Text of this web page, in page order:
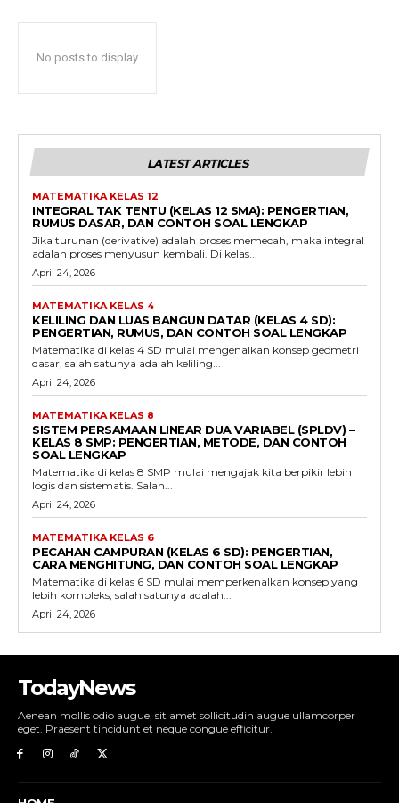
No posts to display
LATEST ARTICLES
MATEMATIKA KELAS 12
INTEGRAL TAK TENTU (KELAS 12 SMA): PENGERTIAN,
RUMUS DASAR, DAN CONTOH SOAL LENGKAP
Jika turunan (derivative) adalah proses memecah, maka integral
adalah proses menyusun kembali. Di kelas...
April 24, 2026
MATEMATIKA KELAS 4
KELILING DAN LUAS BANGUN DATAR (KELAS 4 SD):
PENGERTIAN, RUMUS, DAN CONTOH SOAL LENGKAP
Matematika di kelas 4 SD mulai mengenalkan konsep geometri
dasar, salah satunya adalah keliling...
April 24, 2026
MATEMATIKA KELAS 8
SISTEM PERSAMAAN LINEAR DUA VARIABEL (SPLDV) –
KELAS 8 SMP: PENGERTIAN, METODE, DAN CONTOH
SOAL LENGKAP
Matematika di kelas 8 SMP mulai mengajak kita berpikir lebih
logis dan sistematis. Salah...
April 24, 2026
MATEMATIKA KELAS 6
PECAHAN CAMPURAN (KELAS 6 SD): PENGERTIAN,
CARA MENGHITUNG, DAN CONTOH SOAL LENGKAP
Matematika di kelas 6 SD mulai memperkenalkan konsep yang
lebih kompleks, salah satunya adalah...
April 24, 2026
TodayNews
Aenean mollis odio augue, sit amet sollicitudin augue ullamcorper
eget. Praesent tincidunt et neque congue efficitur.